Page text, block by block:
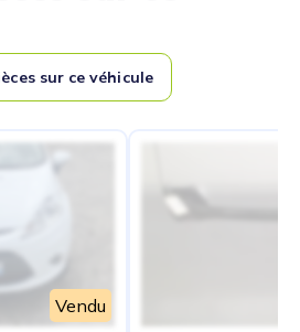
sur ce véhicule
Vendu